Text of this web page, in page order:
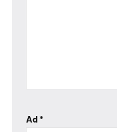
Ad*